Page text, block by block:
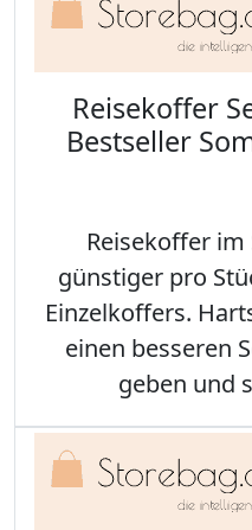
Reisekoffer
Bestseller
Reisekoffer
günstiger pro
Einzelkoffers.
einen besseren
geben und